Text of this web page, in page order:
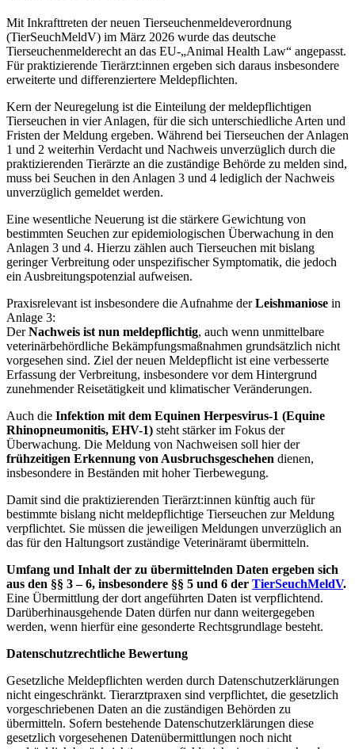
Mit Inkrafttreten der neuen Tierseuchenmeldeverordnung
(TierSeuchMeldV) im März 2026 wurde das deutsche
Tierseuchenmelderecht an das EU-„Animal Health Law“ angepasst.
Für praktizierende Tierärzt:innen ergeben sich daraus insbesondere
erweiterte und differenziertere Meldepflichten.
Kern der Neuregelung ist die Einteilung der meldepflichtigen
Tierseuchen in vier Anlagen, für die sich unterschiedliche Arten und
Fristen der Meldung ergeben. Während bei Tierseuchen der Anlagen
1 und 2 weiterhin Verdacht und Nachweis unverzüglich durch die
praktizierenden Tierärzte an die zuständige Behörde zu melden sind,
muss bei Seuchen in den Anlagen 3 und 4 lediglich der Nachweis
unverzüglich gemeldet werden.
Eine wesentliche Neuerung ist die stärkere Gewichtung von
bestimmten Seuchen zur epidemiologischen Überwachung in den
Anlagen 3 und 4. Hierzu zählen auch Tierseuchen mit bislang
geringer Verbreitung oder unspezifischer Symptomatik, die jedoch
ein Ausbreitungspotenzial aufweisen.
Praxisrelevant ist insbesondere die Aufnahme derLeishmaniose in
Anlage 3:
DerNachweis ist nun meldepflichtig, auch wenn unmittelbare
veterinärbehördliche Bekämpfungsmaßnahmen grundsätzlich nicht
vorgesehen sind. Ziel der neuen Meldepflicht ist eine verbesserte
Erfassung der Verbreitung, insbesondere vor dem Hintergrund
zunehmender Reisetätigkeit und klimatischer Veränderungen.
Auch die Infektion mit dem Equinen Herpesvirus-1 (Equine
Rhinopneumonitis, EHV-1) steht stärker im Fokus der
Überwachung. Die Meldung von Nachweisen soll hier der
frühzeitigen Erkennung von Ausbruchsgeschehen dienen,
insbesondere in Beständen mit hoher Tierbewegung.
Damit sind die praktizierenden Tierärzt:innen künftig auch für
bestimmte bislang nicht meldepflichtige Tierseuchen zur Meldung
verpflichtet. Sie müssen die jeweiligen Meldungen unverzüglich an
das für den Haltungsort zuständige Veterinäramt übermitteln.
Umfang und Inhalt der zu übermittelnden Daten ergeben sich
aus den §§ 3 – 6, insbesondere §§ 5 und 6 der TierSeuchMeldV.
Eine Übermittlung der dort angeführten Daten ist verpflichtend.
Darüberhinausgehende Daten dürfen nur dann weitergegeben
werden, wenn hierfür eine gesonderte Rechtsgrundlage besteht.
Datenschutzrechtliche Bewertung
Gesetzliche Meldepflichten werden durch Datenschutzerklärungen
nicht eingeschränkt. Tierarztpraxen sind verpflichtet, die gesetzlich
vorgeschriebenen Daten an die zuständigen Behörden zu
übermitteln. Sofern bestehende Datenschutzerklärungen diese
gesetzlich vorgesehenen Datenübermittlungen noch nicht